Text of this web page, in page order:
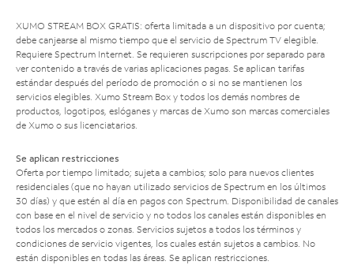
XUMO STREAM BOX GRATIS: oferta limitada a un dispositivo por cuenta;
debe canjearse al mismo tiempo que el servicio de Spectrum TV elegible.
Requiere Spectrum Internet. Se requieren suscripciones por separado para
ver contenido a través de varias aplicaciones pagas. Se aplican tarifas
estándar después del período de promoción o si no se mantienen los
servicios elegibles. Xumo Stream Box y todos los demás nombres de
productos, logotipos, eslóganes y marcas de Xumo son marcas comerciales
de Xumo o sus licenciatarios.
Se aplican restricciones
Oferta por tiempo limitado; sujeta a cambios; solo para nuevos clientes
residenciales (que no hayan utilizado servicios de Spectrum en los últimos
30 días) y que estén al día en pagos con Spectrum. Disponibilidad de canales
con base en el nivel de servicio y no todos los canales están disponibles en
todos los mercados o zonas. Servicios sujetos a todos los términos y
condiciones de servicio vigentes, los cuales están sujetos a cambios. No
están disponibles en todas las áreas. Se aplican restricciones.